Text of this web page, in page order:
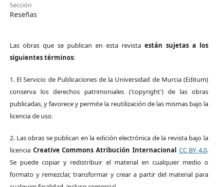
Sección
Reseñas
Las obras que se publican en esta revista están sujetas a los
siguientes términos:
1. El Servicio de Publicaciones de la Universidad de Murcia (Editum)
conserva los derechos patrimoniales ('copyright') de las obras
publicadas, y favorece y permite la reutilización de las mismas bajo la
licencia de uso.
2. Las obras se publican en la edición electrónica de la revista bajo la
licencia Creative Commons Atribución Internacional CC BY 4.0.
Se puede copiar y redistribuir el material en cualquier medio o
formato y remezclar, transformar y crear a partir del material para